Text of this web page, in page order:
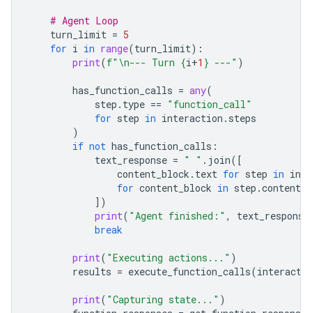
# Agent Loop
turn_limit = 5
for i in range(turn_limit):
print(f" \n--- Turn {i+1 } ---" )
has_function_calls = any(
step . type == "function_call"
for step in interaction . steps
)
if not has_function_calls :
text_response = " " . join([
content_block . text for step in
for content_block in step .content
])
print( "Agent finished:" , text_response
break
print( "Executing actions..." )
results = execute_function_calls(
print( "Capturing state..." )